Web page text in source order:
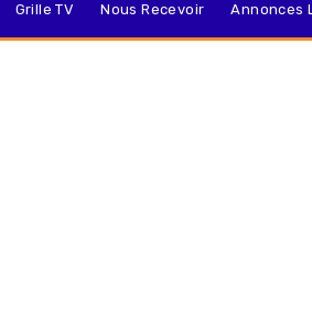
Grille TV Nous Recevoir Annonces